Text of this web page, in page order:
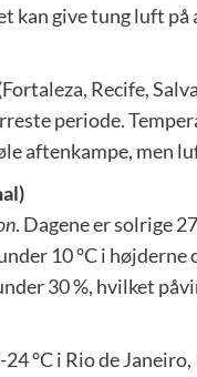
kan give tung luft på
Recife,
periode.
aftenkampe, men
. Dagene er solrige
10 °C i
30 %, hvilket
°C i Rio de